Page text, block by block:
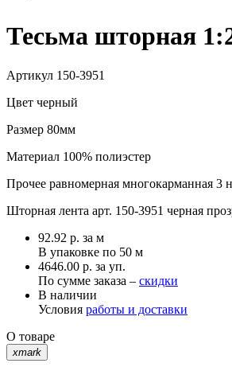
Тесьма шторная
Артикул 150-3951
Цвет черный
Размер 80мм
Материал 100% полиэстер
Прочее равномерная многокарманная 3
Шторная лента арт. 150-3951 черная
92.92 р. за м
В упаковке по 50 м
4646.00 р. за уп.
По сумме заказа – скидки
В наличии
Условия работы и доставки
О товаре
xmark